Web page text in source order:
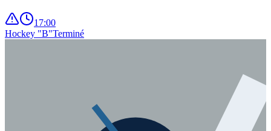
17:00
Hockey "B"Terminé